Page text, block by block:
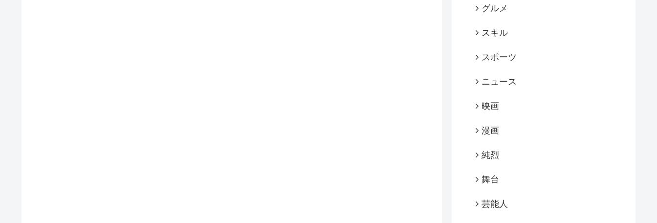
グルメ
スキル
スポーツ
ニュース
映画
漫画
純烈
舞台
芸能人